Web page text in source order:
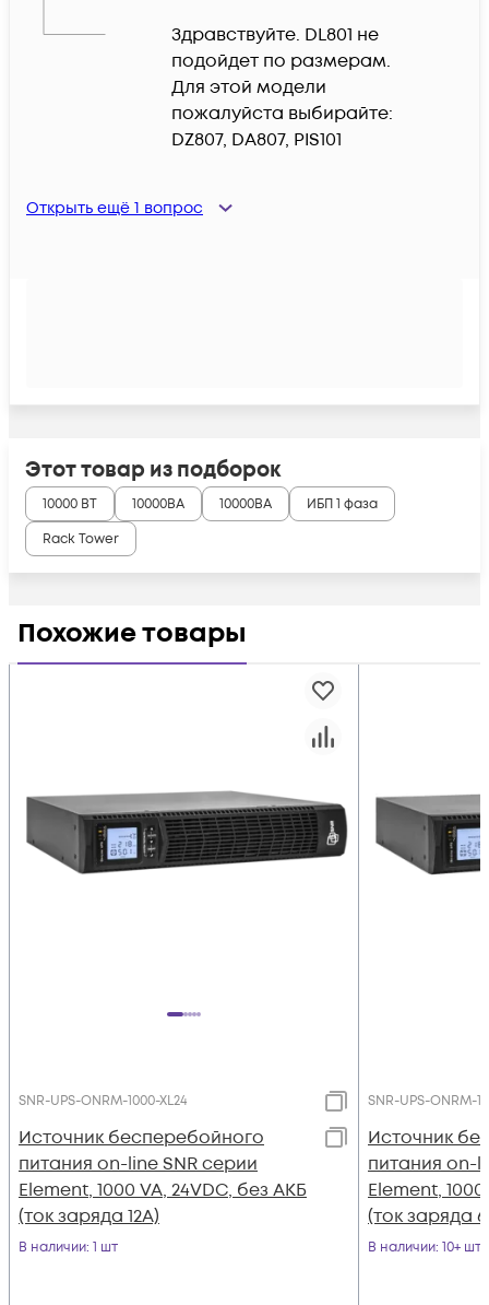
Здравствуйте. DL801 не
подойдет по размерам.
Для этой модели
пожалуйста выбирайте:
DZ807, DA807, PIS101
Открыть ещё 1 вопрос
Этот товар из подборок
10000 ВТ 10000ВА 10000ВА
ИБП 1 фаза
Rack Tower
Похожие товары
SNR-UPS-ONRM-1000-XL24
Источник бесперебойного
питания on-line SNR серии
Element, 1000 VA, 24VDC, без АКБ
(ток заряда 12А)
В наличии: 1 шт
SNR-UPS-ONRM-
Источник
питания on-
Element,
(ток заряда
В наличии: 10+ шт